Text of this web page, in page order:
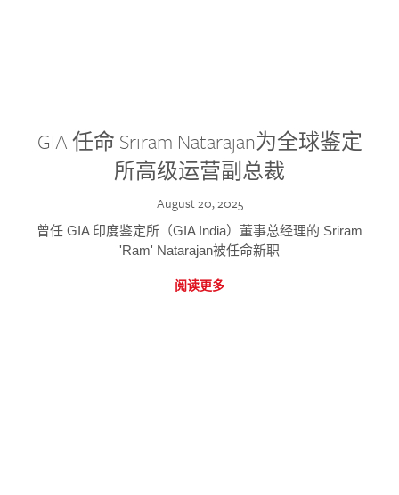
GIA 任命 Sriram Natarajan为全球鉴定
所高级运营副总裁
August 20, 2025
曾任 GIA 印度鉴定所（GIA India）董事总经理的 Sriram
'Ram' Natarajan被任命新职
阅读更多